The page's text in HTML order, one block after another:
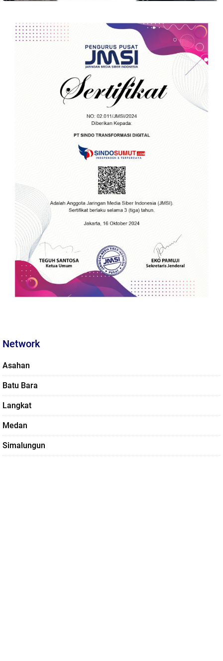
Network
Asahan
Batu Bara
Langkat
Medan
Simalungun